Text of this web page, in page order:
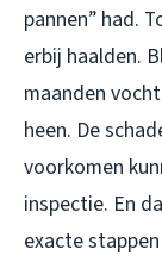
pannen” had.
erbij haalden.
maanden
heen. De
voorkomen
inspectie. En
exacte